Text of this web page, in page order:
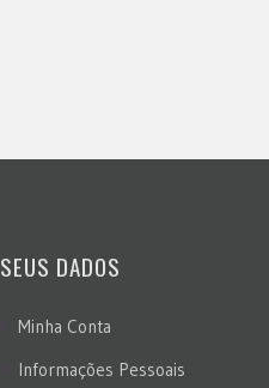
SEUS DADOS
Minha Conta
Informações Pessoais